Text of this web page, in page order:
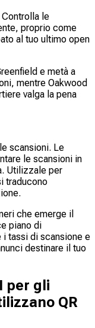
le
proprio come
al tuo ultimo open
e metà a
mentre Oakwood
valga la pena
scansioni. Le
le scansioni in
Utilizzale per
traducono
che emerge il
piano di
tassi di scansione e
destinare il tuo
per gli
QR